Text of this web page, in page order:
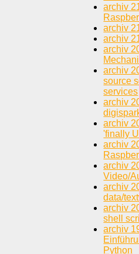
archiv
archiv
archiv
archiv
archiv
source
services
archiv
archiv
'finally
archiv
archiv
Video/
archiv
data/
archiv
shell
archiv
Python